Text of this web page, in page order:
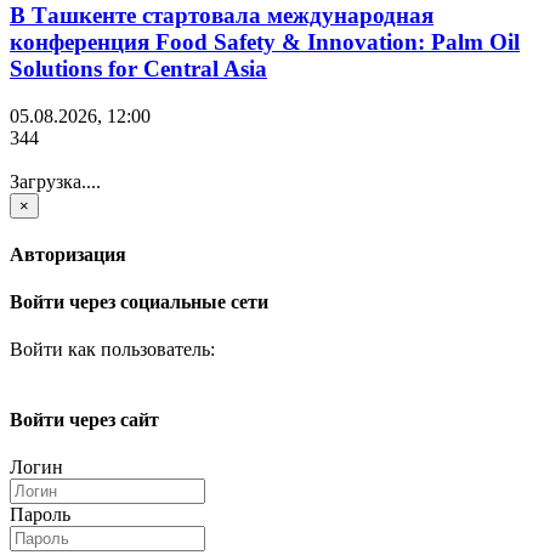
В Ташкенте стартовала международная
конференция Food Safety & Innovation: Palm Oil
Solutions for Central Asia
05.08.2026, 12:00
344
Загрузка....
×
Авторизация
Войти через социальные сети
Войти как пользователь:
Войти через сайт
Логин
Пароль